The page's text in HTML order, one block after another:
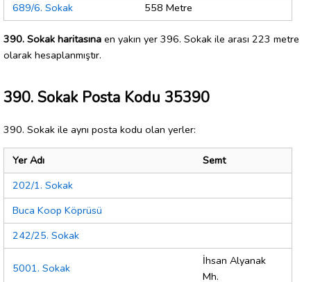
689/6. Sokak
558 Metre
390. Sokak haritasına en yakın yer 396. Sokak ile arası 223 metre
olarak hesaplanmıştır.
390. Sokak Posta Kodu 35390
390. Sokak ile aynı posta kodu olan yerler:
Yer Adı
Semt
202/1. Sokak
Buca Koop Köprüsü
242/25. Sokak
5001. Sokak
İhsan Alyanak
Mh.